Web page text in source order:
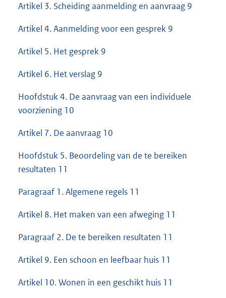
Artikel 3. Scheiding aanmelding en aanvraag 9
Artikel 4. Aanmelding voor een gesprek 9
Artikel 5. Het gesprek 9
Artikel 6. Het verslag 9
Hoofdstuk 4. De aanvraag van een individuele
voorziening 10
Artikel 7. De aanvraag 10
Hoofdstuk 5. Beoordeling van de te bereiken
resultaten 11
Paragraaf 1. Algemene regels 11
Artikel 8. Het maken van een afweging 11
Paragraaf 2. De te bereiken resultaten 11
Artikel 9. Een schoon en leefbaar huis 11
Artikel 10. Wonen in een geschikt huis 11